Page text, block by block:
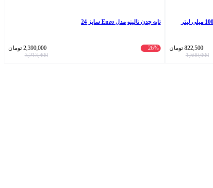
822,500 تومان
1,500,000
تابه چدن نالینو مدل Enzo سایز 24
26%
2,390,000 تومان
3,213,400